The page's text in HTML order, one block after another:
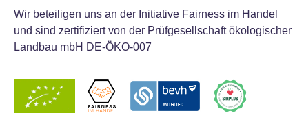
Wir beteiligen uns an der Initiative Fairness im Handel
und sind zertifiziert von der Prüfgesellschaft ökologischer
Landbau mbH DE-ÖKO-007